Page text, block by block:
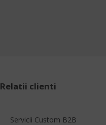
Relatii clienti
Servicii Custom B2B